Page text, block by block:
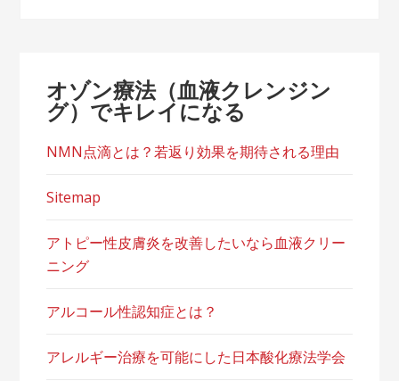
オゾン療法（血液クレンジン
グ）でキレイになる
NMN点滴とは？若返り効果を期待される理由
Sitemap
アトピー性皮膚炎を改善したいなら血液クリー
ニング
アルコール性認知症とは？
アレルギー治療を可能にした日本酸化療法学会